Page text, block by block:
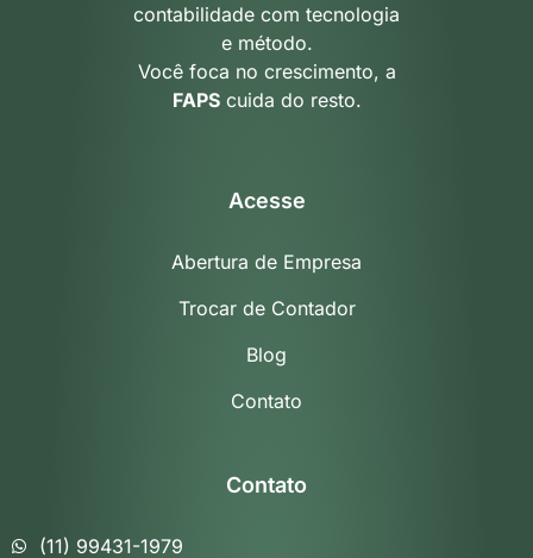
contabilidade com tecnologia
e método.
Você foca no crescimento, a
FAPScuida do resto.
Acesse
Abertura de Empresa
Trocar de Contador
Blog
Contato
Contato
(11) 99431-1979